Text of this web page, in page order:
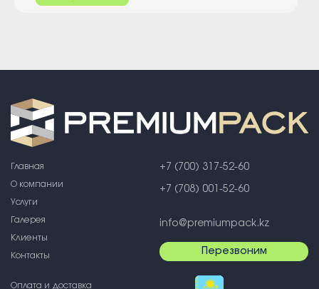
Главная
О компании
Услуги
Галерея
Клиенты
Контакты
+7 (700) 317-52-60
+7 (708) 001-52-60
info@premiumpack.kz
Перезвоним
Оплата и доставка